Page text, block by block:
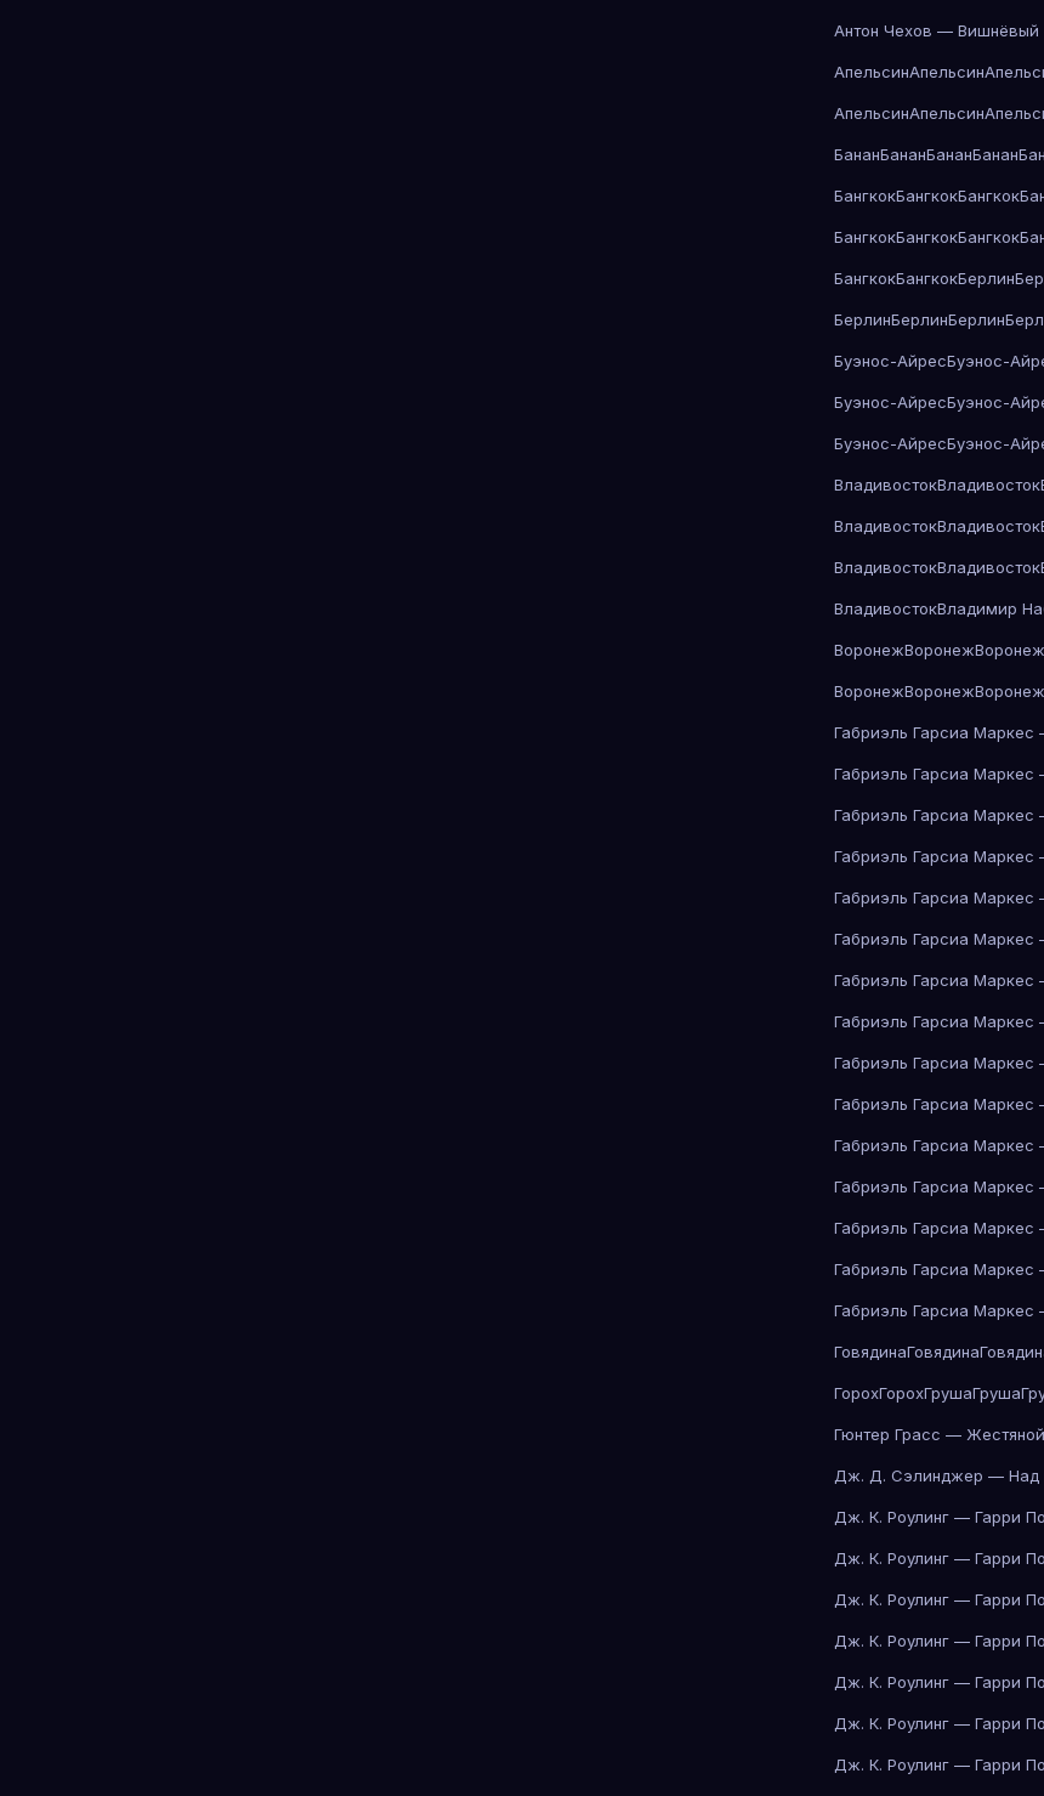
Антон Чехов — Вишнёвый
АпельсинАпельсин
АпельсинАпельсин
БананБананБананБанан
БангкокБангкокБангкок
БангкокБангкокБангкок
БангкокБангкокБерлин
БерлинБерлинБерлин
Буэнос-АйресБуэнос-
Буэнос-АйресБуэнос-
Буэнос-АйресБуэнос-
ВладивостокВладивосток
ВладивостокВладивосток
ВладивостокВладивосток
ВладивостокВладимир
ВоронежВоронежВоронеж
ВоронежВоронежВоронеж
Габриэль Гарсиа Маркес
Габриэль Гарсиа Маркес
Габриэль Гарсиа Маркес
Габриэль Гарсиа Маркес
Габриэль Гарсиа Маркес
Габриэль Гарсиа Маркес
Габриэль Гарсиа Маркес
Габриэль Гарсиа Маркес
Габриэль Гарсиа Маркес
Габриэль Гарсиа Маркес
Габриэль Гарсиа Маркес
Габриэль Гарсиа Маркес
Габриэль Гарсиа Маркес
Габриэль Гарсиа Маркес
Габриэль Гарсиа Маркес
ГовядинаГовядина
ГорохГорохГрушаГруша
Гюнтер Грасс —
Дж. Д. Сэлинджер — Над
Дж. К. Роулинг — Гарри
Дж. К. Роулинг — Гарри
Дж. К. Роулинг — Гарри
Дж. К. Роулинг — Гарри
Дж. К. Роулинг — Гарри
Дж. К. Роулинг — Гарри
Дж. К. Роулинг — Гарри